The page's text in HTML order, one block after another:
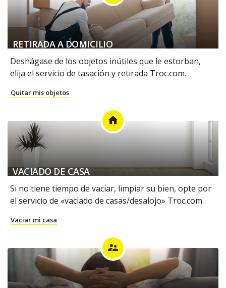
RETIRADA A DOMICILIO
Deshágase de los objetos inútiles que le estorban,
elija el servicio de tasación y retirada Troc.com.
Quitar mis objetos
home
VACIADO DE CASA
Si no tiene tiempo de vaciar, limpiar su bien, opte por
el servicio de «vaciado de casas/desalojo» Troc.com.
Vaciar mi casa
supervisor_account